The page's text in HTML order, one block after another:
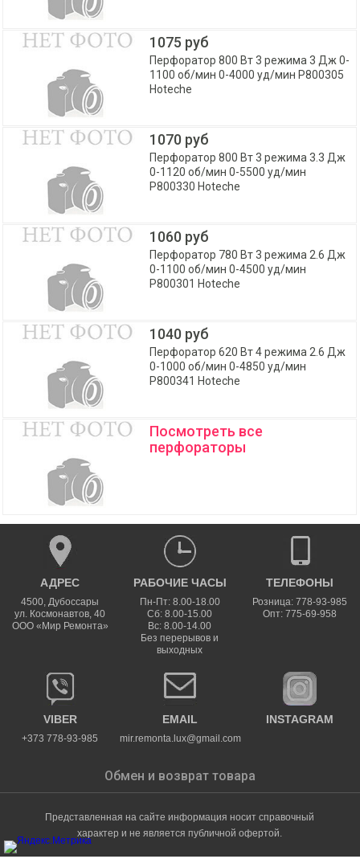
1075 руб
Перфоратор 800 Вт 3 режима 3 Дж 0-
1100 об/мин 0-4000 уд/мин P800305
Hoteche
1070 руб
Перфоратор 800 Вт 3 режима 3.3 Дж
0-1120 об/мин 0-5500 уд/мин
P800330 Hoteche
1060 руб
Перфоратор 780 Вт 3 режима 2.6 Дж
0-1100 об/мин 0-4500 уд/мин
P800301 Hoteche
1040 руб
Перфоратор 620 Вт 4 режима 2.6 Дж
0-1000 об/мин 0-4850 уд/мин
P800341 Hoteche
Посмотреть все
перфораторы
АДРЕС
4500,Дубоссары
ул. Космонавтов, 40
ООО «Мир Ремонта»
РАБОЧИЕ ЧАСЫ
Пн-Пт: 8.00-18.00
Сб: 8.00-15.00
Вс: 8.00-14.00
Без перерывов и
выходных
ТЕЛЕФОНЫ
Розница: 778-93-985
Опт: 775-69-958
VIBER
+373 778-93-985
EMAIL
mir.remonta.lux@gmail.com
INSTAGRAM
Обмен и возврат товара
Представленная на сайте информация носит справочный
характер и не является публичной офертой.